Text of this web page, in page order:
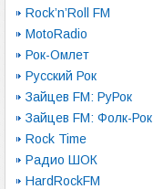
Rock’n’Roll FM
MotoRadio
Рок-Омлет
Русский Рок
Зайцев FM: РуРок
Зайцев FM: Фолк-Рок
Rock Time
Радио ШОК
HardRockFM